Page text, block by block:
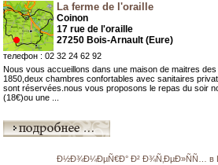
La ferme de l'oraille
Coinon
17 rue de l'oraille
27250 Bois-Arnault (Eure)
телефон : 02 32 24 62 92
Nous vous accueillons dans une maison de maitres des
1850,deux chambres confortables avec sanitaires
sont réservées.nous vous proposons le repas du soir
(18€)ou une ...
Ð½Ð¾Ð¼ÐµÑ€Ð° Ð² Ð¾Ñ‚ÐµÐ»ÑÑ… в